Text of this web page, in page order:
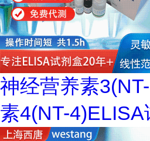
神经营养素
素4(NT-4)ELISA